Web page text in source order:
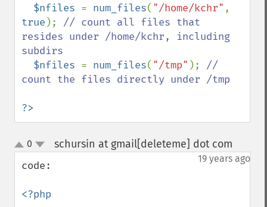
$nfiles = num_files( "/home/kchr"
true ); // count all files that
resides under /home/kchr, including
subdirs
$nfiles = num_files( "/tmp" ); //
count the files directly under /tmp
?>
up
down
0 schursin at gmail[deleteme] dot com
19 years ago
code:
<?php